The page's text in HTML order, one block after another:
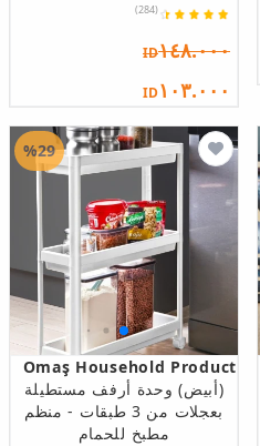
(284)
ID١٤٨.٠٠٠
ID١٠٣.٠٠٠
Omaş Household Product
(أبيض) وحدة أرفف مستطيلة
بعجلات من 3 طبقات - منظم
مطبخ للحمام
%29